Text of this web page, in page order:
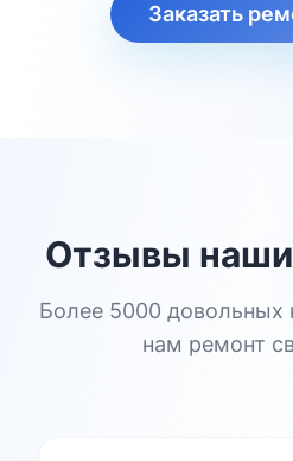
Заказать
Отзывы
Более 5000 довольных
нам ремонт